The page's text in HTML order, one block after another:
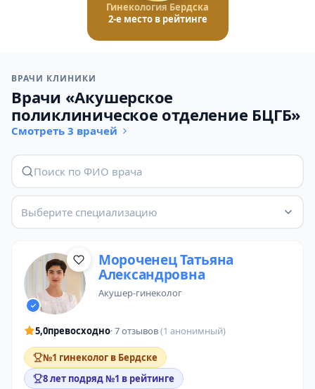
Гинекология Бердска
2-е место в рейтинге
ВРАЧИ КЛИНИКИ
Врачи «Акушерское
поликлиническое отделение БЦГБ»
Смотреть 3 врачей
Выберите специализацию
Мороченец Татьяна
Александровна
акушер-гинеколог
5,0превосходно· 7 отзывов(1 анонимный)
№1 гинеколог в Бердске
8 лет подряд №1 в рейтинге